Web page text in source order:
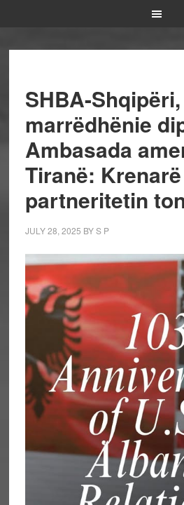
SHBA-
marrëdhënie
Ambasada
Tiranë:
partneritetin
JULY 28, 2025 BYS P